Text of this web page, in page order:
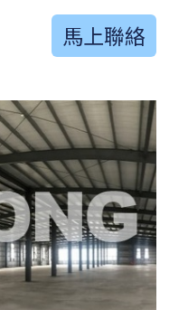
馬上聯絡